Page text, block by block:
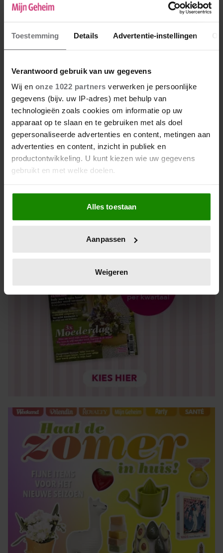
Toestemming Details Advertentie-instellingen
Verantwoord gebruik van uw gegevens
Wij en onze 1022 partners verwerken je persoonlijke
gegevens (bijv. uw IP-adres) met behulp van
technologieën zoals cookies om informatie op uw
apparaat op te slaan en te gebruiken met als doel
gepersonaliseerde advertenties en content, metingen aan
advertenties en content, inzicht in publiek en
productontwikkeling. U kunt kiezen wie uw gegevens
gebruikt en met welke doelen.
Als u het toestaat, willen we ook graag:
Informatie verzamelen over uw geografische locatie,
die tot een paar meter nauwkeurig kan zijn
op specifieke eigenschappen (fingerprinting)
verwerkt en stel uw voorkeuren in het
intrekken in de Cookieverklaring.
We gebruiken cookies om content en advertenties te
personaliseren, om functies voor social media te bieden
en om ons websiteverkeer te analyseren. Ook delen we
informatie over uw gebruik van onze site met onze
partners voor social media, adverteren en analyse. Deze
partners kunnen deze gegevens combineren met andere
gaat akkoord met onze cookies als u onze website blijft
gebruiken.
Alles toestaan
Aanpassen
Weigeren
De nieuwe Mijn Geheim ligt nu in de winkel
Abonneren
Digitaal lezen
Los kopen